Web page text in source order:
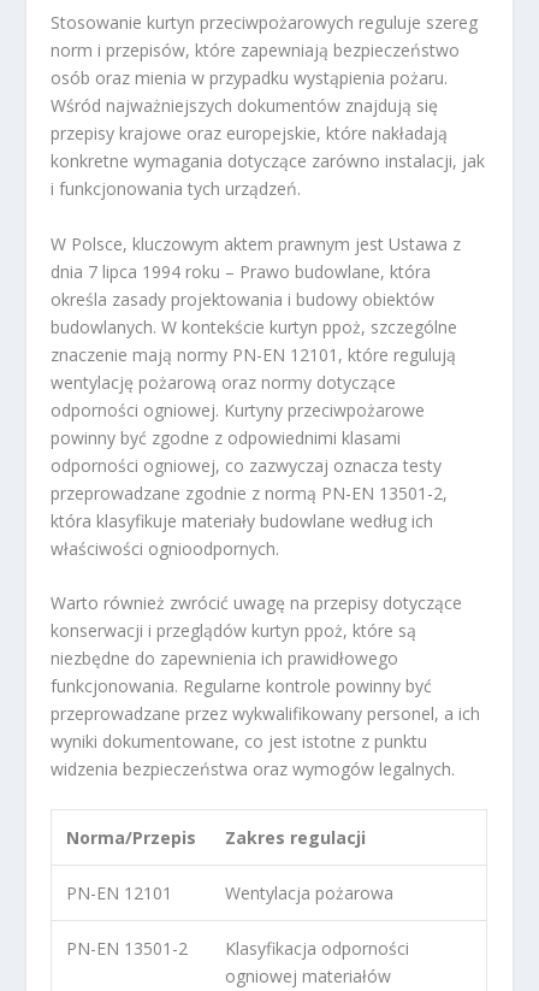
Stosowanie kurtyn przeciwpożarowych reguluje szereg
norm i przepisów, które zapewniają bezpieczeństwo
osób oraz mienia w przypadku wystąpienia pożaru.
Wśród najważniejszych dokumentów znajdują się
przepisy krajowe oraz europejskie, które nakładają
konkretne wymagania dotyczące zarówno instalacji, jak
i funkcjonowania tych urządzeń.
W Polsce, kluczowym aktem prawnym jest Ustawa z
dnia 7 lipca 1994 roku – Prawo budowlane, która
określa zasady projektowania i budowy obiektów
budowlanych. W kontekście kurtyn ppoż, szczególne
znaczenie mają normy PN-EN 12101, które regulują
wentylację pożarową oraz normy dotyczące
odporności ogniowej. Kurtyny przeciwpożarowe
powinny być zgodne z odpowiednimi klasami
odporności ogniowej, co zazwyczaj oznacza testy
przeprowadzane zgodnie z normą PN-EN 13501-2,
która klasyfikuje materiały budowlane według ich
właściwości ognioodpornych.
Warto również zwrócić uwagę na przepisy dotyczące
konserwacji i przeglądów kurtyn ppoż, które są
niezbędne do zapewnienia ich prawidłowego
funkcjonowania. Regularne kontrole powinny być
przeprowadzane przez wykwalifikowany personel, a ich
wyniki dokumentowane, co jest istotne z punktu
widzenia bezpieczeństwa oraz wymogów legalnych.
Norma/Przepis Zakres regulacji
PN-EN 12101 Wentylacja pożarowa
PN-EN 13501-2
Klasyfikacja odporności
ogniowej materiałów